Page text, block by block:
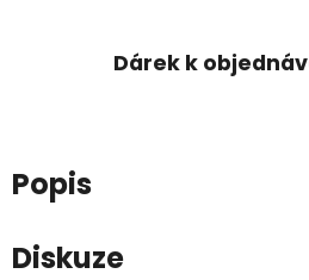
Dárek k
Popis
Diskuze